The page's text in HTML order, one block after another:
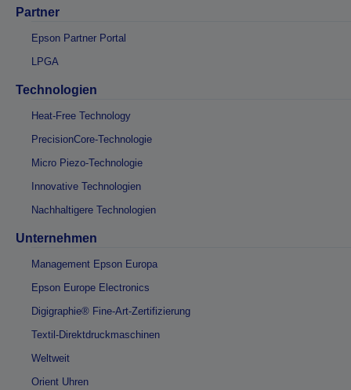
Partner
Epson Partner Portal
LPGA
Technologien
Heat-Free Technology
PrecisionCore-Technologie
Micro Piezo-Technologie
Innovative Technologien
Nachhaltigere Technologien
Unternehmen
Management Epson Europa
Epson Europe Electronics
Digigraphie® Fine-Art-Zertifizierung
Textil-Direktdruckmaschinen
Weltweit
Orient Uhren